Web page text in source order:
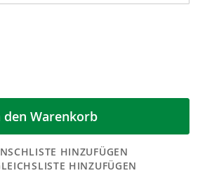
den Warenkorb
HINZUFÜGEN
HINZUFÜGEN